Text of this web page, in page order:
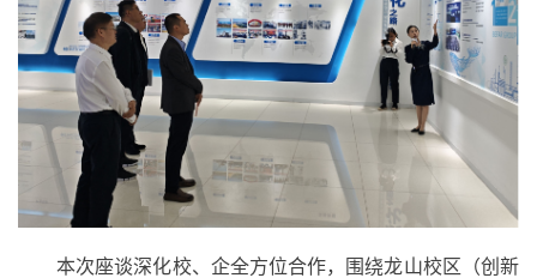
本次座谈深化校、企全方位合作，围绕龙山校区（创新